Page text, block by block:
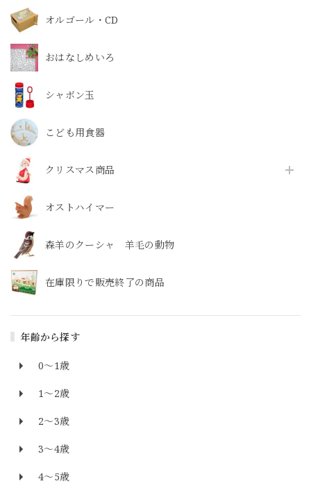
オルゴール・CD
おはなしめいろ
シャボン玉
こども用食器
クリスマス商品
オストハイマー
森羊のクーシャ 羊毛の動物
在庫限りで販売終了の商品
年齢から探す
0～1歳
1～2歳
2～3歳
3～4歳
4～5歳